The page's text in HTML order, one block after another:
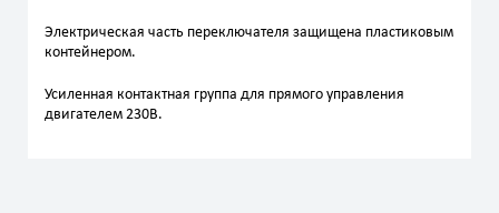
Электрическая часть переключателя защищена пластиковым
контейнером.
Усиленная контактная группа для прямого управления
двигателем 230В.